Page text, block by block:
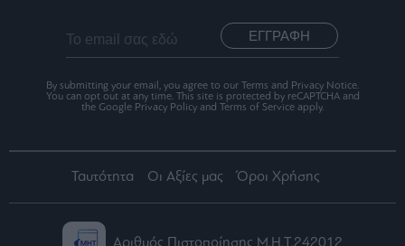
ΕΓΓΡΑΦΗ
By submitting your email, you agree to our Terms and Privacy Notice.
You can opt out at any time. This site is protected by reCAPTCHA and
the Google Privacy Policy and Terms of Service apply.
Ταυτότητα Οι Αξίες μας Όροι Χρήσης
Αριθμός Πιστοποίησης Μ.Η.Τ.242012